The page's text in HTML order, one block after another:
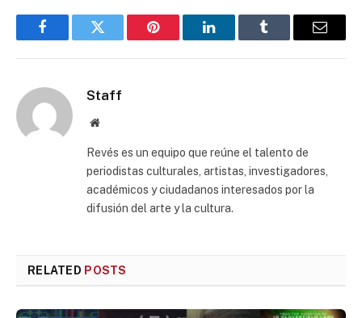
FacebookTwitter Pinterest LinkedInTumblr Email
Staff
Website
Revés es un equipo que reúne el talento de
periodistas culturales, artistas, investigadores,
académicos y ciudadanos interesados por la
difusión del arte y la cultura.
RELATED POSTS